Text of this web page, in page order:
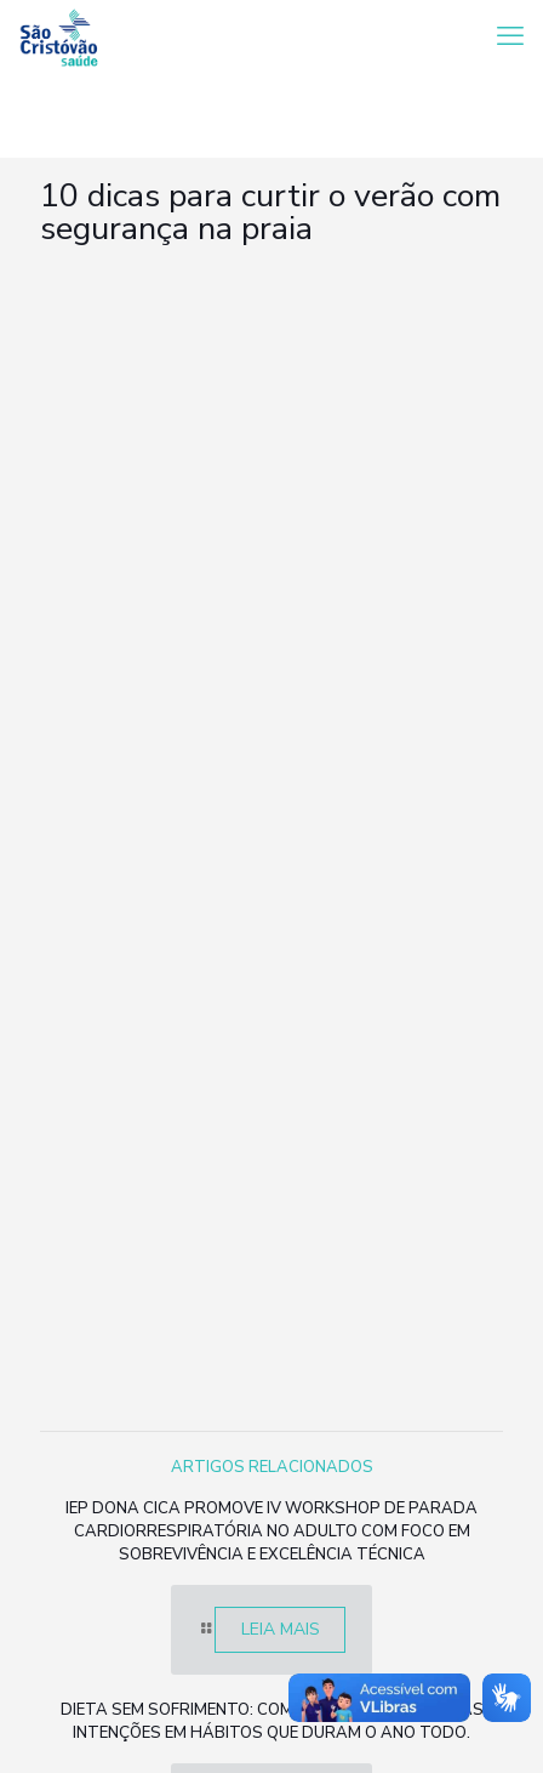
10 dicas para curtir o verão com
segurança na praia
ARTIGOS RELACIONADOS
IEP DONA CICA PROMOVE IV WORKSHOP DE PARADA
CARDIORRESPIRATÓRIA NO ADULTO COM FOCO EM
SOBREVIVÊNCIA E EXCELÊNCIA TÉCNICA
LEIA MAIS
DIETA SEM SOFRIMENTO: COMO TRANSFORMAR BOAS
INTENÇÕES EM HÁBITOS QUE DURAM O ANO TODO.